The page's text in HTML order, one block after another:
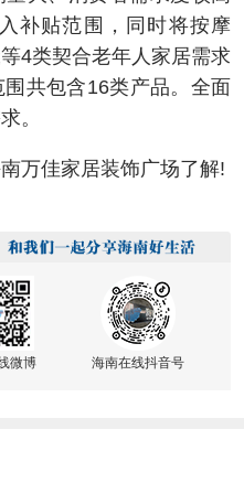
补贴范围，同时将按摩
4类契合老年人家居需求
共包含16类产品。全面
。
佳家居装饰广场了解!
微博 海南在线抖音号